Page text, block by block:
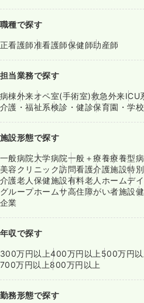
職種で探す
正看護師准看護師保健師助産師
担当業務で探す
病棟外来オペ室(手術室)救急外来ICU
介護・福祉系検診・健診保育園・学校
施設形態で探す
一般病院大学病院一般＋療養療養型
美容クリニック訪問看護介護施設特
介護老人保健施設有料老人ホームデ
グループホームサ高住障がい者施設
企業
年収で探す
300万円以上400万円以上 500万円以
700万円以上800万円以上
勤務形態で探す